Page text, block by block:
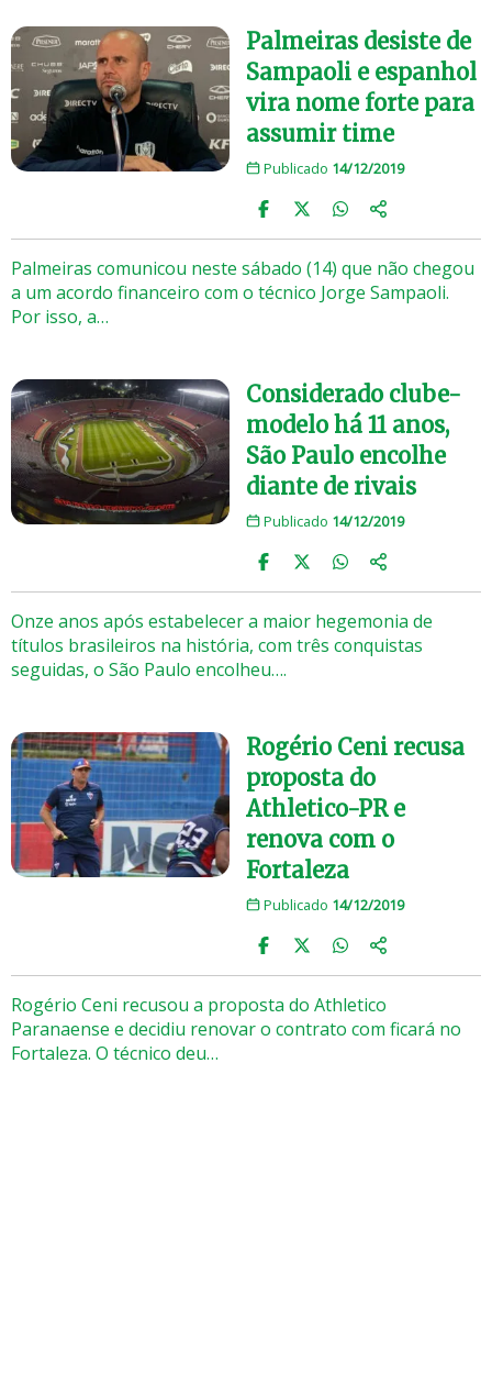
Palmeiras desiste de
Sampaoli e espanhol
vira nome forte para
assumir time
Publicado 14/12/2019
Palmeiras comunicou neste sábado (14) que não chegou
a um acordo financeiro com o técnico Jorge Sampaoli.
Por isso, a…
Considerado clube-
modelo há 11 anos,
São Paulo encolhe
diante de rivais
Publicado 14/12/2019
Onze anos após estabelecer a maior hegemonia de
títulos brasileiros na história, com três conquistas
seguidas, o São Paulo encolheu….
Rogério Ceni recusa
proposta do
Athletico-PR e
renova com o
Fortaleza
Publicado 14/12/2019
Rogério Ceni recusou a proposta do Athletico
Paranaense e decidiu renovar o contrato com ficará no
Fortaleza. O técnico deu…